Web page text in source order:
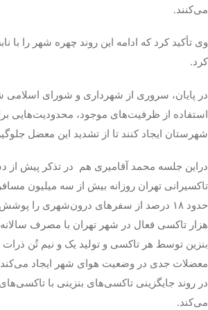
می‌کنند.
وی تأکید کرد که ادامه این روند چهره شهر را با
کرد.
در پایان، سروری از شهرداری و شورای اسلامی
استفاده از ظرفیت‌های موجود، محدودیت‌هایی
شهرستان ایجاد کنند تا از تشدید این معضل
دراین جلسه محمد آقامیری هم در تذکر پیش از
تاکسیرانی تهران روزانه بیش از سه میلیون
بنزین توسط هر تاکسی و تولید یک و نیم تُن ذرات
معضلات جدی در وضعیت هوای شهر ایجاد
در روند جایگزینی تاکسی‌های بنزینی با
می‌کند.